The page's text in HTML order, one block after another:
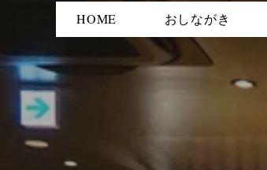
HOME おしながき